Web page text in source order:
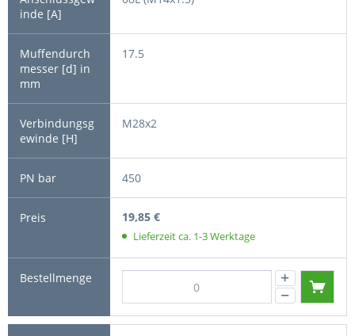
17.5
M28x2
450
19,85 €
Lieferzeit ca. 1-3 Werktage